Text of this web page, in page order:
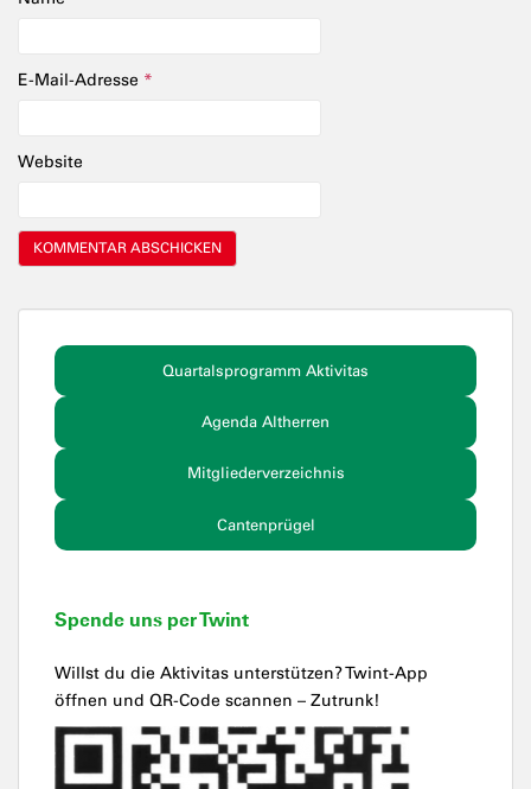
E-Mail-Adresse *
Website
Quartalsprogramm Aktivitas
Agenda Altherren
Mitgliederverzeichnis
Cantenprügel
Spende uns per Twint
Willst du die Aktivitas unterstützen? Twint-App
öffnen und QR-Code scannen – Zutrunk!